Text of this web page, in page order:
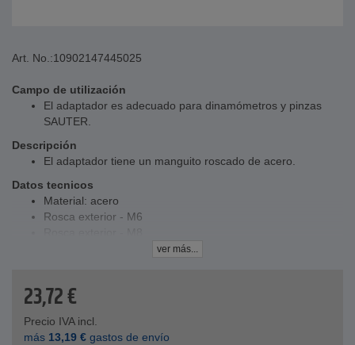
Art. No.:10902147445025
Campo de utilización
El adaptador es adecuado para dinamómetros y pinzas
SAUTER.
Descripción
El adaptador tiene un manguito roscado de acero.
Datos tecnicos
Material: acero
Rosca exterior - M6
Dimensiones - 30x14x14 mm
ver más...
23,72€
Precio IVA incl.
más 13,19 € gastos de envío